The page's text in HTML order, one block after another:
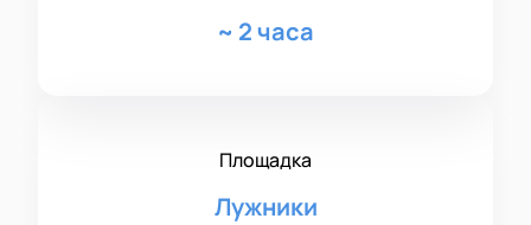
~ 2 часа
Площадка
Лужники